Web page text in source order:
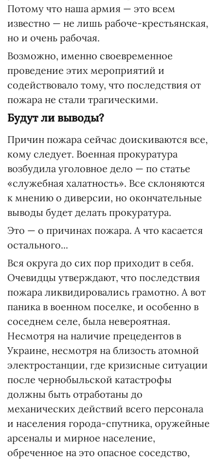
Потому что наша армия — это всем
известно — не лишь рабоче-крестьянская,
но и очень рабочая.
Возможно, именно своевременное
проведение этих мероприятий и
содействовало тому, что последствия от
пожара не стали трагическими.
Будут ли выводы?
Причин пожара сейчас доискиваются все,
кому следует. Военная прокуратура
возбудила уголовное дело — по статье
«служебная халатность». Все склоняются
к мнению о диверсии, но окончательные
выводы будет делать прокуратура.
Это — о причинах пожара. А что касается
остального...
Вся округа до сих пор приходит в себя.
Очевидцы утверждают, что последствия
пожара ликвидировались грамотно. А вот
паника в военном поселке, и особенно в
соседнем селе, была невероятная.
Несмотря на наличие прецедентов в
Украине, несмотря на близость атомной
электростанции, где кризисные ситуации
после чернобыльской катастрофы
должны быть отработаны до
механических действий всего персонала
и населения города-спутника, оружейные
арсеналы и мирное население,
обреченное на это опасное соседство,